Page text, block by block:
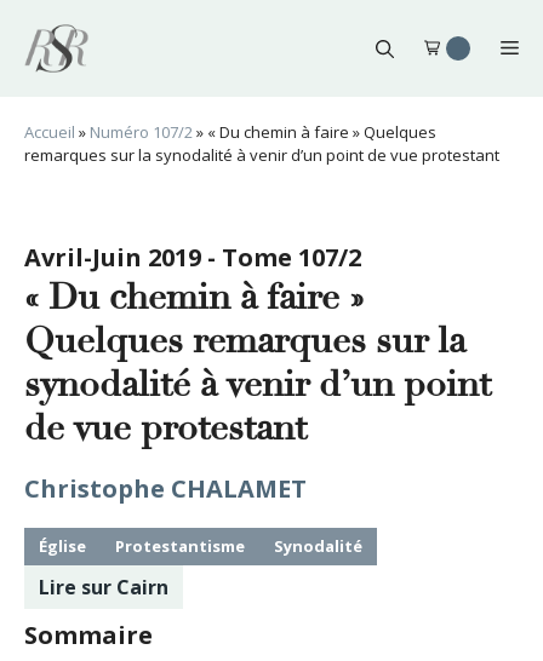
contenu
Accueil » Numéro 107/2» « Du chemin à faire » Quelques
remarques sur la synodalité à venir d’un point de vue protestant
Avril-Juin 2019 - Tome 107/2
« Du chemin à faire »
Quelques remarques sur la
synodalité à venir d’un point
de vue protestant
Christophe CHALAMET
Église Protestantisme Synodalité
Lire sur Cairn
Sommaire